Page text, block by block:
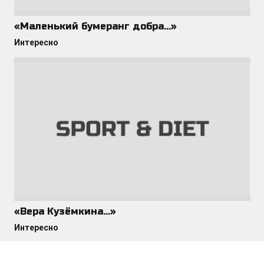
«Маленький бумеранг добра…»
Интересно
«Вера Кузёмкина…»
Интересно